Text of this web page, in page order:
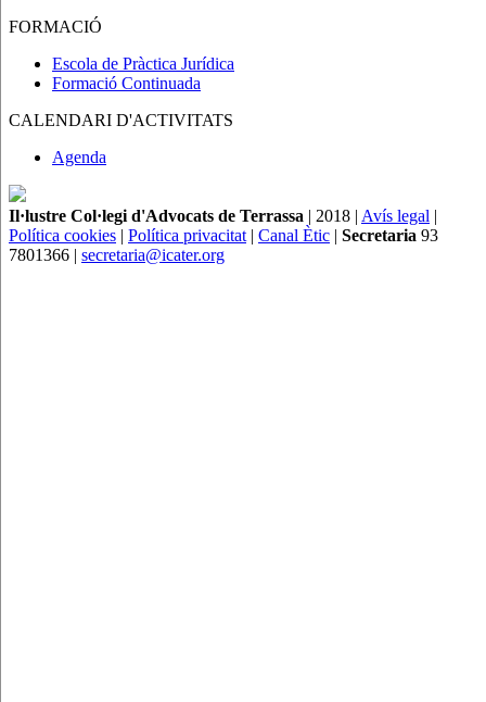
FORMACIÓ
Escola de Pràctica Jurídica
Formació Continuada
CALENDARI D'ACTIVITATS
Agenda
Il·lustre Col·legi d'Advocats de Terrassa | 2018 | Avís legal |
Política cookies | Política privacitat | Canal Ètic | Secretaria 93
7801366 | secretaria@icater.org